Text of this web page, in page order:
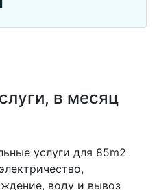
в месяц
услуги для 85m2
воду и вывоз